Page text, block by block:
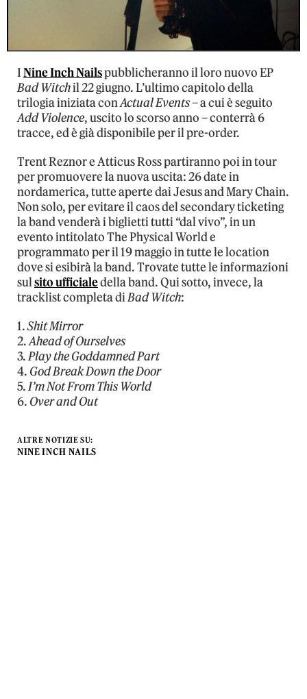
INine Inch Nailspubblicheranno il loro nuovo EP
Bad Witchil 22 giugno. L’ultimo capitolo della
trilogia iniziata conActual Events– a cui è seguito
Add Violence, uscito lo scorso anno – conterrà 6
tracce, ed è già disponibile per il pre-order.
Trent Reznor e Atticus Ross partiranno poi in tour
per promuovere la nuova uscita: 26 date in
nordamerica, tutte aperte dai Jesus and Mary Chain.
Non solo, per evitare il caos del secondary ticketing
la band venderà i biglietti tutti “dal vivo”, in un
evento intitolato The Physical World e
programmato per il 19 maggio in tutte le location
dove si esibirà la band. Trovate tutte le informazioni
sulsito ufficialedella band. Qui sotto, invece, la
tracklist completa diBad Witch:
1.Shit Mirror
2.Ahead of Ourselves
3.Play the Goddamned Part
4. God Break Down the Door
5.I’m Not From This World
6. Over and Out
ALTRE NOTIZIE SU:
NINE INCH NAILS